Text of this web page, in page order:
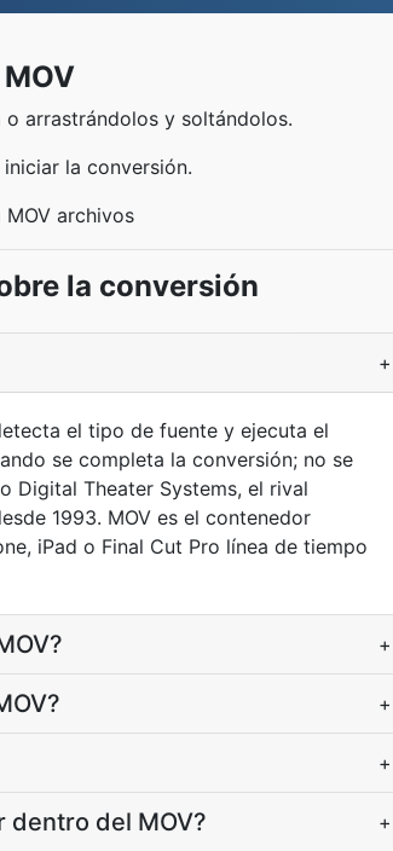
arrastrándolos y soltándolos.
la conversión.
archivos
la conversión
+
el tipo de fuente y ejecuta el
se completa la conversión; no se
Digital Theater Systems, el rival
1993. MOV es el contenedor
iPad o Final Cut Pro línea de tiempo
+
+
+
dentro del MOV? +